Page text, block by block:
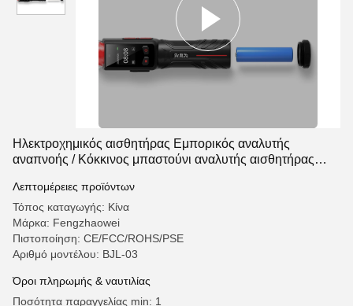
Ηλεκτροχημικός αισθητήρας Εμπορικός αναλυτής
αναπνοής / Κόκκινος μπαστούνι αναλυτής αισθητήρας
Λεπτομέρειες προϊόντων
Τόπος καταγωγής: Κίνα
Μάρκα: Fengzhaowei
Πιστοποίηση: CE/FCC/ROHS/PSE
Αριθμό μοντέλου: BJL-03
Όροι πληρωμής & ναυτιλίας
Ποσότητα παραγγελίας min: 1